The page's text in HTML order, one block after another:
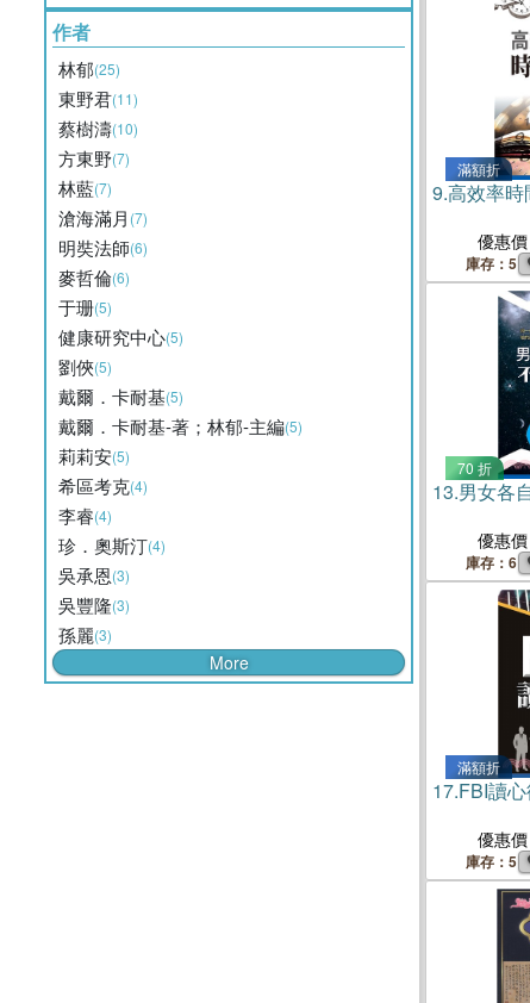
作者
林郁(25)
東野君(11)
蔡樹濤(10)
方東野(7)
林藍(7)
滄海滿月 (7)
明奘法師(6)
麥哲倫(6)
于珊(5)
健康研究中心(5)
劉俠(5)
戴爾．卡耐基(5)
戴爾．卡耐基-著；林郁-主編(5)
莉莉安(5)
希區考克(4)
李睿(4)
珍．奧斯汀(4)
吳承恩(3)
吳豐隆(3)
孫麗(3)
More
滿額折
9.高效率時
優惠價
庫存：5
70 折
13.男女各
優惠價
庫存：6
滿額折
17.FBI讀
優惠價
庫存：5